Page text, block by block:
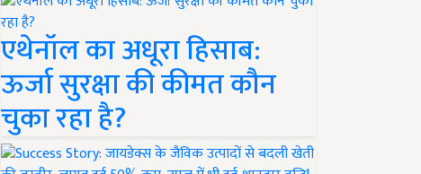
एथेनॉल का अधूरा हिसाब:
ऊर्जा सुरक्षा की कीमत कौन
चुका रहा है?